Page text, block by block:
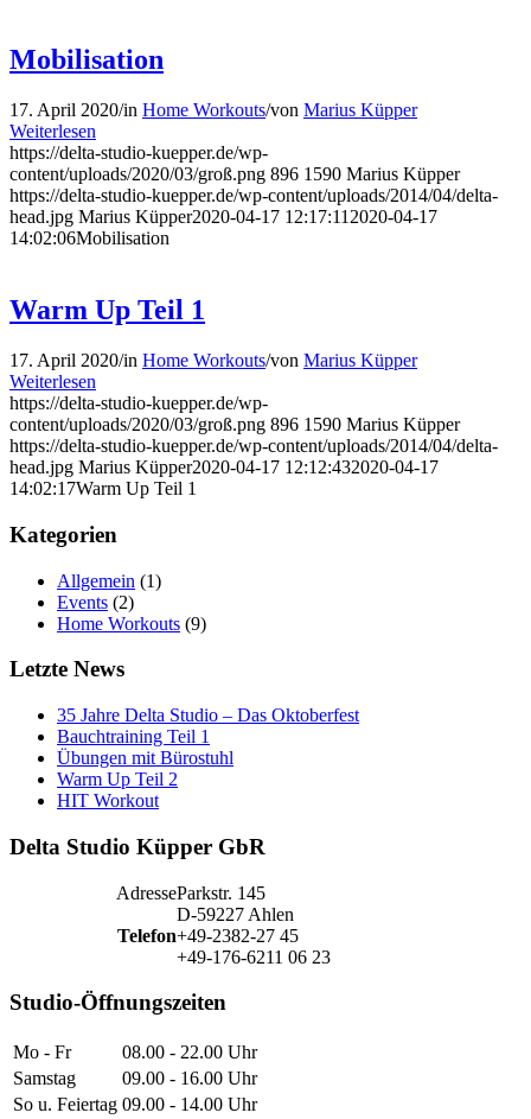
Mobilisation
17. April 2020/in Home Workouts/von Marius Küpper
Weiterlesen
https://delta-studio-kuepper.de/wp-
content/uploads/2020/03/groß.png 896 1590 Marius Küpper
https://delta-studio-kuepper.de/wp-content/uploads/2014/04/delta-
head.jpg Marius Küpper2020-04-17 12:17:11 2020-04-17
14:02:06Mobilisation
Warm Up Teil 1
17. April 2020/in Home Workouts/von Marius Küpper
Weiterlesen
https://delta-studio-kuepper.de/wp-
content/uploads/2020/03/groß.png 896 1590 Marius Küpper
https://delta-studio-kuepper.de/wp-content/uploads/2014/04/delta-
head.jpg Marius Küpper2020-04-17 12:12:432020-04-17
14:02:17Warm Up Teil 1
Kategorien
Allgemein (1)
Events (2)
Home Workouts (9)
Letzte News
35 Jahre Delta Studio – Das Oktoberfest
Bauchtraining Teil 1
Übungen mit Bürostuhl
Warm Up Teil 2
HIT Workout
Delta Studio Küpper GbR
AdresseParkstr. 145
D-59227 Ahlen
Telefon+49-2382-27 45
+49-176-6211 06 23
Studio-Öffnungszeiten
Mo - Fr
08.00 - 22.00 Uhr
Samstag
09.00 - 16.00 Uhr
So u. Feiertag 09.00 - 14.00 Uhr